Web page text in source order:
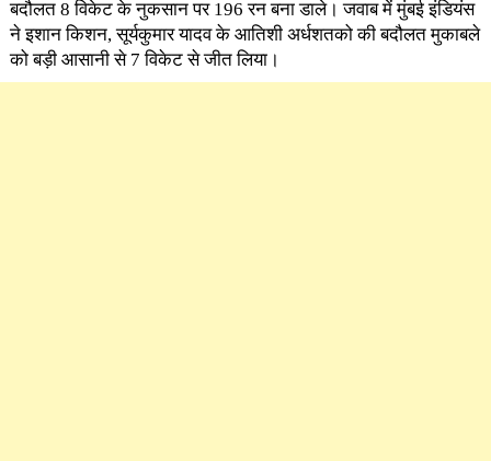
बदौलत 8 विकेट के नुकसान पर 196 रन बना डाले। जवाब में मुंबई इंडियंस
ने इशान किशन, सूर्यकुमार यादव के आतिशी अर्धशतको की बदौलत मुकाबले
को बड़ी आसानी से 7 विकेट से जीत लिया।